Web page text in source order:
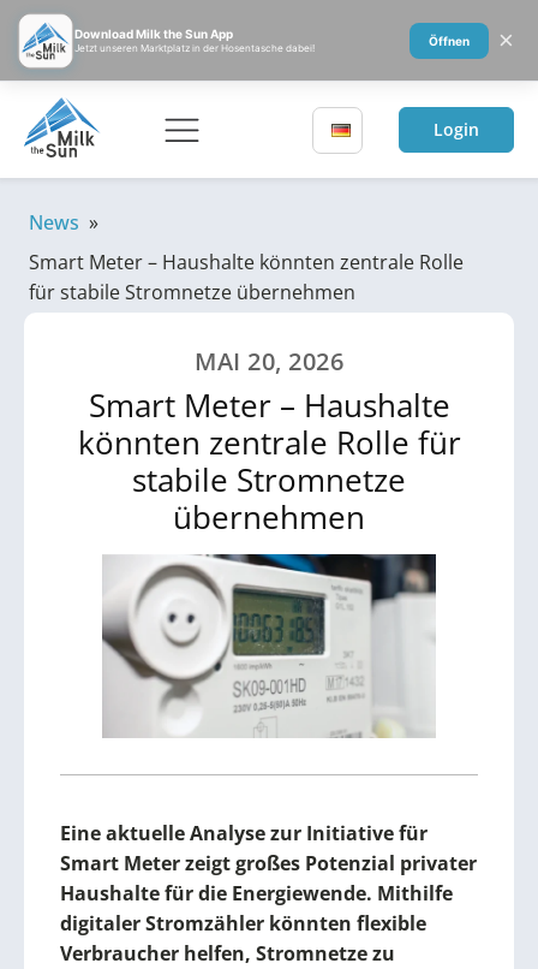
Login
News »
Smart Meter – Haushalte könnten zentrale Rolle
für stabile Stromnetze übernehmen
MAI 20, 2026
Smart Meter – Haushalte
könnten zentrale Rolle für
stabile Stromnetze
übernehmen
Eine aktuelle Analyse zur Initiative für
Smart Meter zeigt großes Potenzial privater
Haushalte für die Energiewende. Mithilfe
digitaler Stromzähler könnten flexible
Verbraucher helfen, Stromnetze zu
Download Milk the Sun App
Jetzt unseren Marktplatz in der Hosentasche dabei!
Öffnen ×